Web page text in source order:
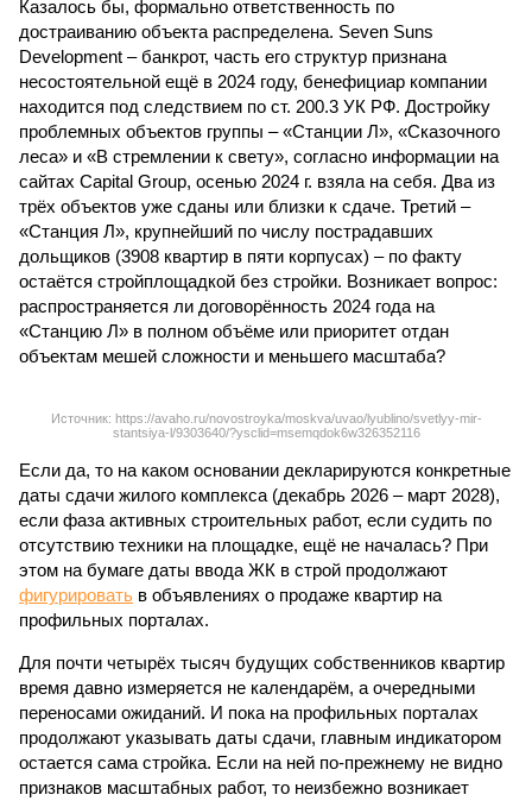
Казалось бы, формально ответственность по
достраиванию объекта распределена. Seven Suns
Development – банкрот, часть его структур признана
несостоятельной ещё в 2024 году, бенефициар компании
находится под следствием по ст. 200.3 УК РФ. Достройку
проблемных объектов группы – «Станции Л», «Сказочного
леса» и «В стремлении к свету», согласно информации на
сайтах Capital Group, осенью 2024 г. взяла на себя. Два из
трёх объектов уже сданы или близки к сдаче. Третий –
«Станция Л», крупнейший по числу пострадавших
дольщиков (3908 квартир в пяти корпусах) – по факту
остаётся стройплощадкой без стройки. Возникает вопрос:
распространяется ли договорённость 2024 года на
«Станцию Л» в полном объёме или приоритет отдан
объектам мешей сложности и меньшего масштаба?
Источник: https://avaho.ru/novostroyka/moskva/uvao/lyublino/svetlyy-mir-
stantsiya-l/9303640/?ysclid=msemqdok6w326352116
Если да, то на каком основании декларируются конкретные
даты сдачи жилого комплекса (декабрь 2026 – март 2028),
если фаза активных строительных работ, если судить по
отсутствию техники на площадке, ещё не началась? При
этом на бумаге даты ввода ЖК в строй продолжают
фигурировать в объявлениях о продаже квартир на
профильных порталах.
Для почти четырёх тысяч будущих собственников квартир
время давно измеряется не календарём, а очередными
переносами ожиданий. И пока на профильных порталах
продолжают указывать даты сдачи, главным индикатором
остается сама стройка. Если на ней по-прежнему не видно
признаков масштабных работ, то неизбежно возникает